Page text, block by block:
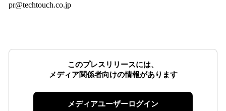
pr@techtouch.co.jp
このプレスリリースには、
メディア関係者向けの情報があります
メディアユーザーログイン